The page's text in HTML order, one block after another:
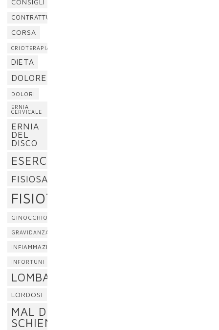
CONSIGLI
CONTRATTURA
CORSA
CRIOTERAPIA
DIETA
DOLORE
DOLORI
ERNIA
CERVICALE
ERNIA
DEL
DISCO
ESERCIZI
FISIOSAN
FISIOTERAPIA
GINOCCHIO
GRAVIDANZA
INFIAMMAZIONE
INFORTUNI
LOMBALGIA
LORDOSI
MAL DI
SCHIENA